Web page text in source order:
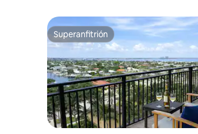
Superanfitrión
Superanfitrión